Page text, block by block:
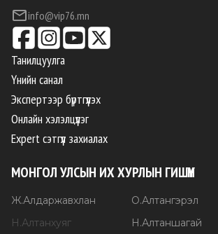
info@vip76.mn
Танилцуулга
Үнийн санал
Экспертээр бүртгүүлэх
Онлайн хэлэлцүүлэг
Expert сэтгүүл захиалах
МОНГОЛ УЛСЫН ИХ ХУРЛЫН ГИШҮҮН
Ж.Алдаржавхлан О.Алтангэрэл
Н.Алтанхуяг Н.Алтаншагай